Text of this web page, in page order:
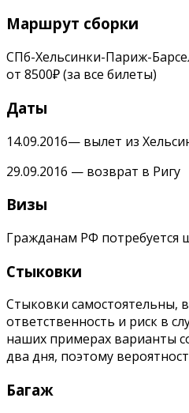
Маршрут сборки
СПб-Хельсинки-Париж-
от 8500₽ (за все билеты)
Даты
14.09.2016— вылет из
29.09.2016 — возврат в Ригу
Визы
Гражданам РФ потребуется
Стыковки
Стыковки самостоятельны,
ответственность и риск в
наших примерах варианты
два дня, поэтому
Багаж